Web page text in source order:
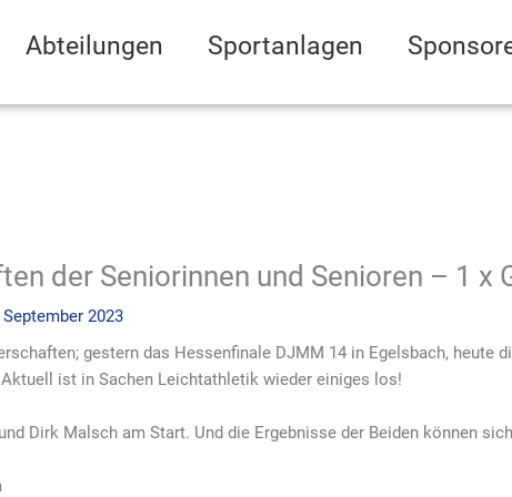
Abteilungen Sportanlagen
der Seniorinnen und Senioren – 1 x
September 2023
gestern das Hessenfinale DJMM 14 in Egelsbach, heute
ist in Sachen Leichtathletik wieder einiges los!
Dirk Malsch am Start. Und die Ergebnisse der Beiden können